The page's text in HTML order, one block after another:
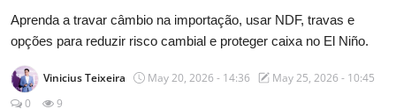
Cursos
Wealth
Aprenda a travar câmbio na importação, usar NDF, travas e
opções para reduzir risco cambial e proteger caixa no El Niño.
Vinicius Teixeira May 20, 2026 - 14:36
May 25, 2026 - 10:45
0
9